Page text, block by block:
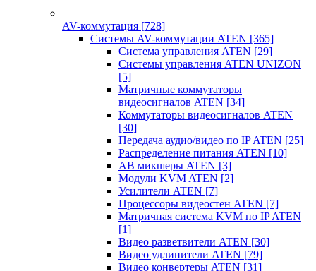
AV-коммутация [728]
Системы AV-коммутации ATEN [365]
Система управления ATEN [29]
Системы управления ATEN UNIZON
[5]
Матричные коммутаторы
видеосигналов ATEN [34]
Коммутаторы видеосигналов ATEN
[30]
Передача аудио/видео по IP ATEN [25]
Распределение питания ATEN [10]
АВ микшеры ATEN [3]
Модули KVM ATEN [2]
Усилители ATEN [7]
Процессоры видеостен ATEN [7]
Матричная система KVM по IP ATEN
[1]
Видео разветвители ATEN [30]
Видео удлинители ATEN [79]
Видео конвертеры ATEN [31]